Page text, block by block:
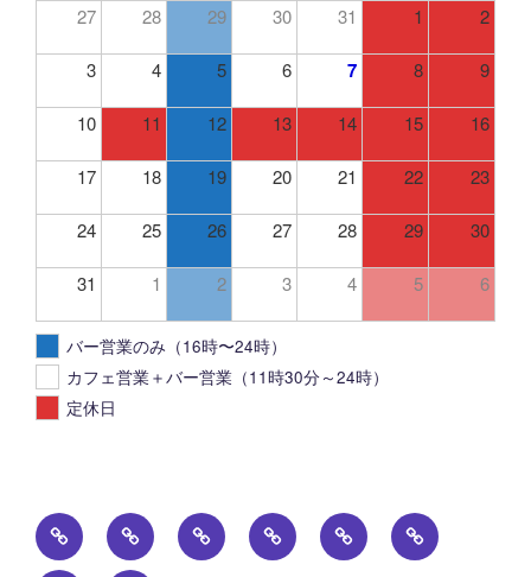
27 28 29 30 31 1 2
3 4 5 6 7 8 9
10 11 12 13 14 15 16
17 18 19 20 21 22 23
24 25 26 27 28 29 30
31 1 2 3 4 5 6
バー営業のみ（16時〜24時）
カフェ営業＋バー営業（11時30分～24時）
定休日
ト
ッ
投
稿
FOOD DRINK PHOTO ア
ク